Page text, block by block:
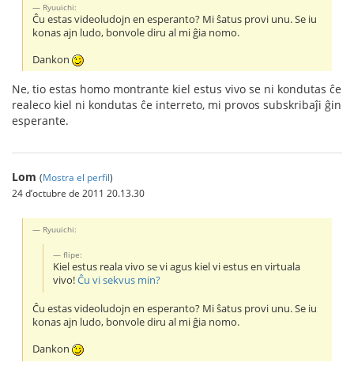
Ryuuichi:
Ĉu estas videoludojn en esperanto? Mi ŝatus provi unu. Se iu
konas ajn ludo, bonvole diru al mi ĝia nomo.
Dankon
Ne, tio estas homo montrante kiel estus vivo se ni kondutas ĉe
realeco kiel ni kondutas ĉe interreto, mi provos subskribaĵi ĝin
esperante.
Lom (Mostra el perfil)
24 d’octubre de 2011 20.13.30
Ryuuichi:
flipe:
Kiel estus reala vivo se vi agus kiel vi estus en virtuala
vivo!Ĉu vi sekvus min?
Ĉu estas videoludojn en esperanto? Mi ŝatus provi unu. Se iu
konas ajn ludo, bonvole diru al mi ĝia nomo.
Dankon